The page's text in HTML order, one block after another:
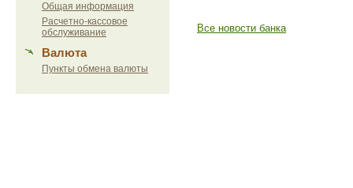
Общая информация
Расчетно-кассовое
обслуживание
Валюта
Пункты обмена валюты
Все новости банка